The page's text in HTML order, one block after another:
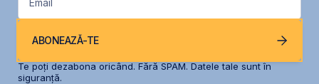
Email
ABONEAZĂ-TE
Te poți dezabona oricând. Fără SPAM. Datele tale sunt în
siguranță.